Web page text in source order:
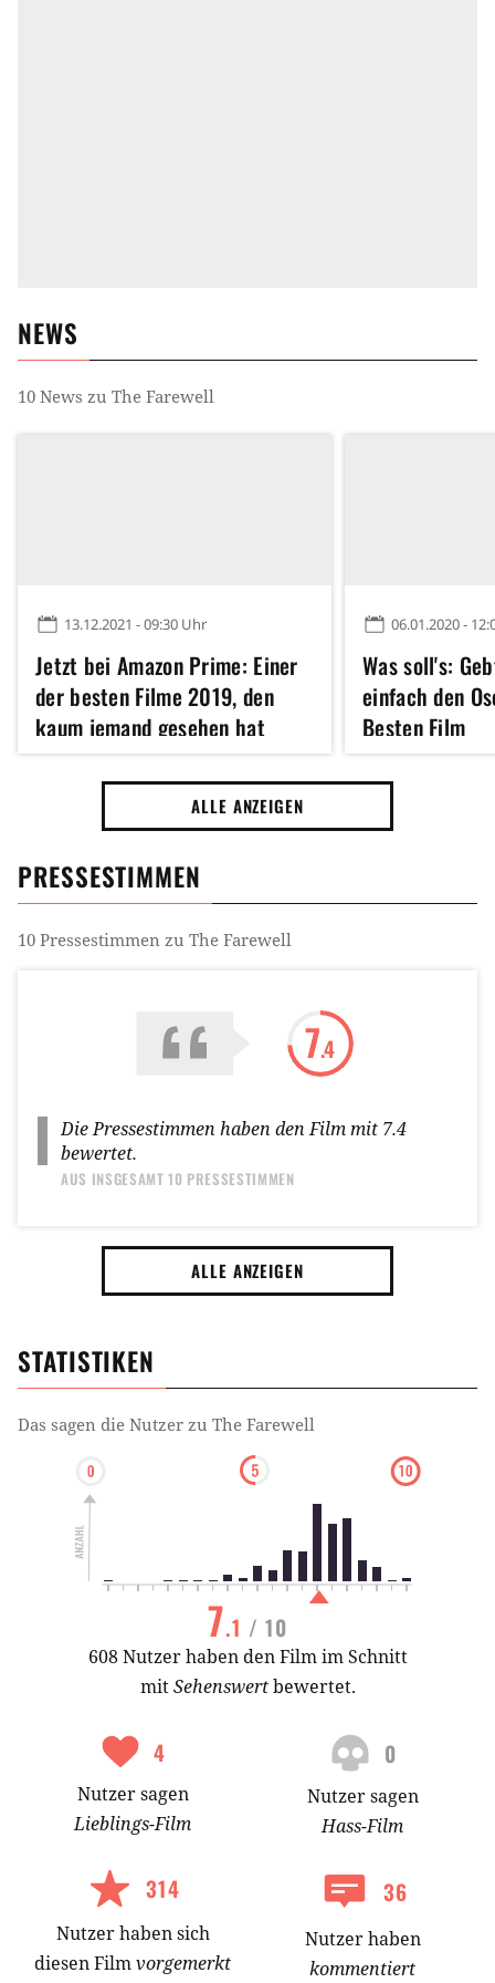
NEWS
10 News zu The Farewell
13.12.2021 - 09:30 Uhr
Jetzt bei Amazon Prime: Einer
der besten Filme 2019, den
kaum jemand gesehen hat
06.01.2020 -
Was soll's:
einfach den
Besten Film
ALLE ANZEIGEN
PRESSESTIMMEN
10 Pressestimmen zu The Farewell
7.4
Die Pressestimmen haben den Film mit 7.4
bewertet.
AUS INSGESAMT10 PRESSESTIMMEN
ALLE ANZEIGEN
STATISTIKEN
Das sagen die Nutzer zu The Farewell
7.1 / 10
608 Nutzer haben den Film im Schnitt
mitSehenswertbewertet.
4
Nutzersagen
Lieblings-Film
0
Nutzersagen
Hass-Film
314
Nutzerhabensich
diesen Filmvorgemerkt
36
Nutzer haben
kommentiert